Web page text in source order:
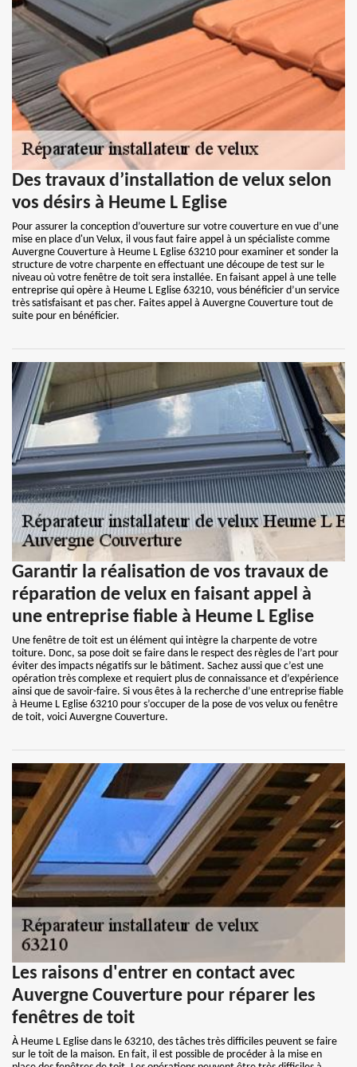
Des travaux d’installation de velux selon
vos désirs à Heume L Eglise
Pour assurer la conception d’ouverture sur votre couverture en vue d’une
mise en place d'un Velux, il vous faut faire appel à un spécialiste comme
Auvergne Couverture à Heume L Eglise 63210 pour examiner et sonder la
structure de votre charpente en effectuant une découpe de test sur le
niveau où votre fenêtre de toit sera installée. En faisant appel à une telle
entreprise qui opère à Heume L Eglise 63210, vous bénéficier d’un service
très satisfaisant et pas cher. Faites appel à Auvergne Couverture tout de
suite pour en bénéficier.
Garantir la réalisation de vos travaux de
réparation de velux en faisant appel à
une entreprise fiable à Heume L Eglise
Une fenêtre de toit est un élément qui intègre la charpente de votre
toiture. Donc, sa pose doit se faire dans le respect des règles de l’art pour
éviter des impacts négatifs sur le bâtiment. Sachez aussi que c’est une
opération très complexe et requiert plus de connaissance et d’expérience
ainsi que de savoir-faire. Si vous êtes à la recherche d’une entreprise fiable
à Heume L Eglise 63210 pour s’occuper de la pose de vos velux ou fenêtre
de toit, voici Auvergne Couverture.
Les raisons d'entrer en contact avec
Auvergne Couverture pour réparer les
fenêtres de toit
À Heume L Eglise dans le 63210, des tâches très difficiles peuvent se faire
sur le toit de la maison. En fait, il est possible de procéder à la mise en